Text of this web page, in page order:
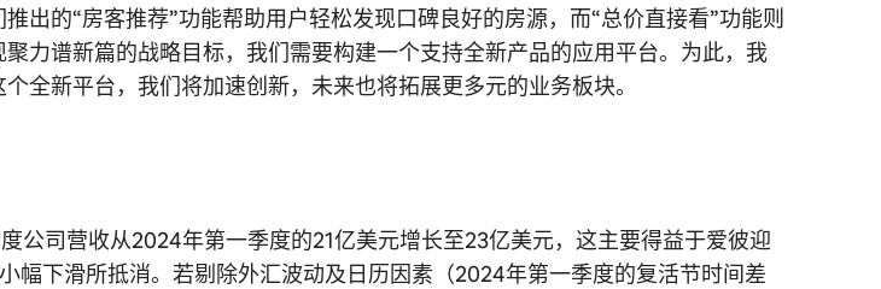
出的“房客推荐”功能帮助用户轻松发现口碑良好的房源，而“总价直接看”功能则
力谱新篇的战略目标，我们需要构建一个支持全新产品的应用平台。为此，我
全新平台，我们将加速创新，未来也将拓展更多元的业务板块。
公司营收从2024年第一季度的21亿美元增长至23亿美元，这主要得益于爱彼迎
幅下滑所抵消。若剔除外汇波动及日历因素（2024年第一季度的复活节时间差